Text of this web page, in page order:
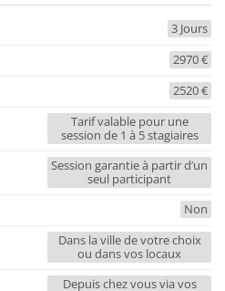
3 Jours
2970 €
2520 €
Tarif valable pour une
session de 1 à 5 stagiaires
Session garantie à partir d’un
seul participant
Non
Dans la ville de votre choix
ou dans vos locaux
Depuis chez vous via vos